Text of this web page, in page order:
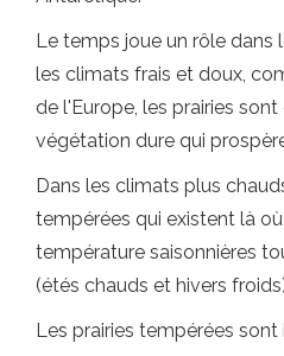
Le temps joue un rôle dans
les climats frais et doux,
de l'Europe, les prairies
végétation dure qui
Dans les climats plus
tempérées qui existent là
température saisonnières
(étés chauds et hivers
Les prairies tempérées